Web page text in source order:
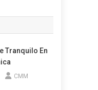
Tranquilo En
CMM